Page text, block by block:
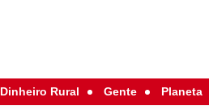
Dinheiro Rural Gente Planeta